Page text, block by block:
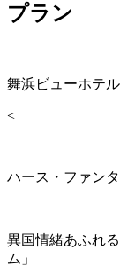
プラン
舞浜ビューホテ
<
ハース・ファン
異国情緒あふれ
ム」